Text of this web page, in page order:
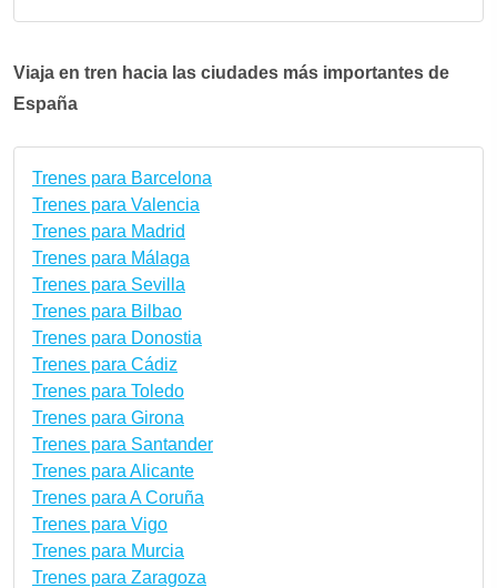
Viaja en tren hacia las ciudades más importantes de
España
Trenes para Barcelona
Trenes para Valencia
Trenes para Madrid
Trenes para Málaga
Trenes para Sevilla
Trenes para Bilbao
Trenes para Donostia
Trenes para Cádiz
Trenes para Toledo
Trenes para Girona
Trenes para Santander
Trenes para Alicante
Trenes para A Coruña
Trenes para Vigo
Trenes para Murcia
Trenes para Zaragoza